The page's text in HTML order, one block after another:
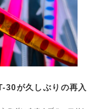
30が久しぶりの再入